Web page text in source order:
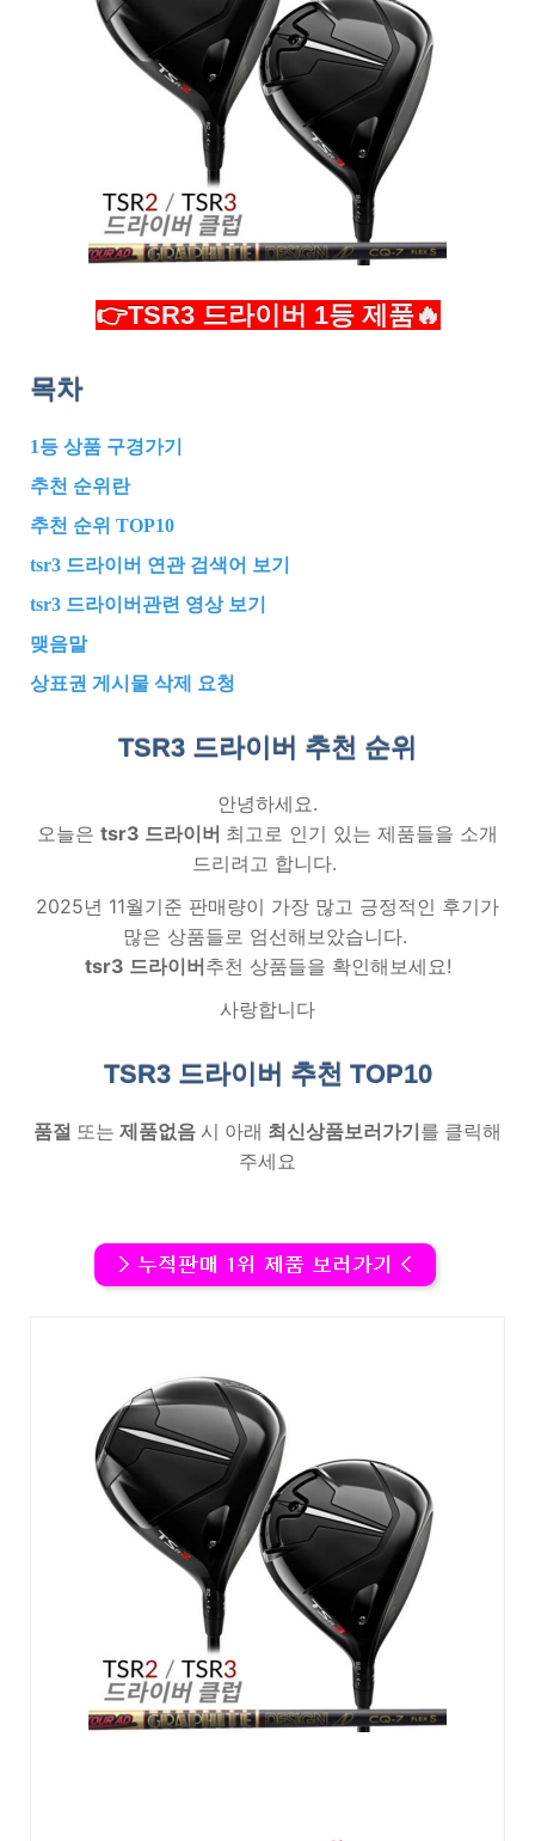
👉TSR3 드라이버 1등 제품🔥
목차
1등 상품 구경가기
추천 순위란
추천 순위 TOP10
tsr3 드라이버 연관 검색어 보기
tsr3 드라이버관련 영상 보기
맺음말
상표권 게시물 삭제 요청
TSR3 드라이버 추천 순위
안녕하세요.
오늘은 tsr3 드라이버 최고로 인기 있는 제품들을 소개
드리려고 합니다.
2025년 11월기준 판매량이 가장 많고 긍정적인 후기가
많은 상품들로 엄선해보았습니다.
tsr3 드라이버추천 상품들을 확인해보세요!
사랑합니다
TSR3 드라이버 추천 TOP10
품절 또는 제품없음 시 아래 최신상품보러가기 를 클릭해
주세요